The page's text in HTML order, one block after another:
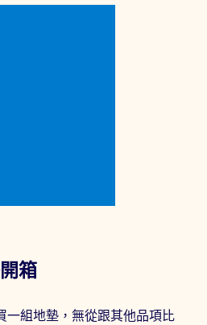
箱
一組地墊，無從跟其他品項比